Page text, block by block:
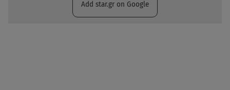
Add star.gr on Google